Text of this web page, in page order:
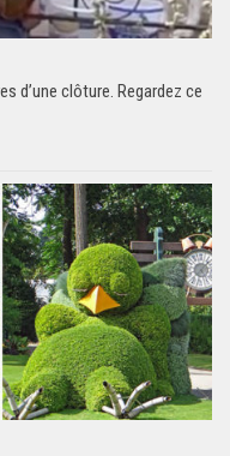
d’une clôture. Regardez ce